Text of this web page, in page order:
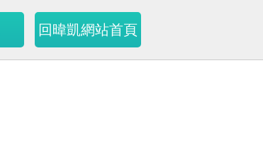
回暐凱網站首頁